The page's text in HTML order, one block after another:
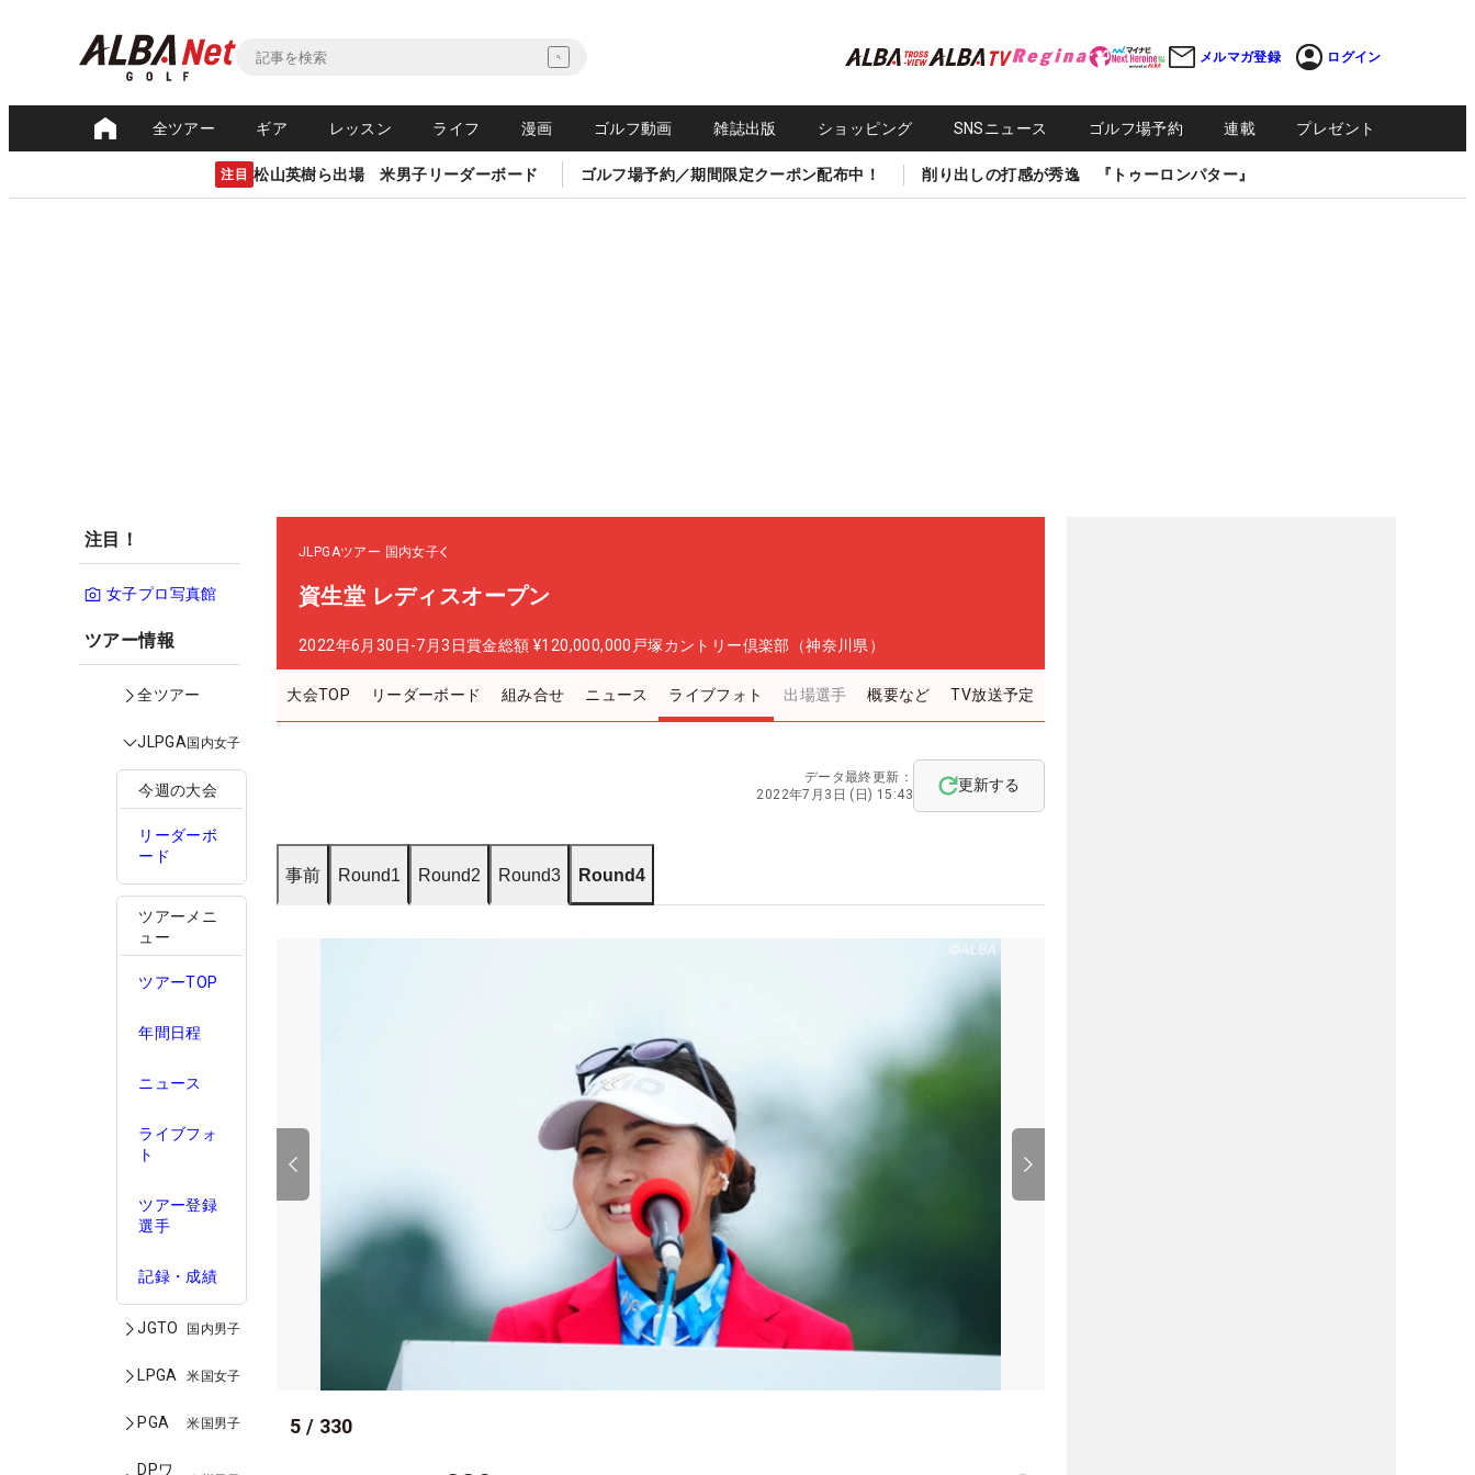
メルマガ登録 ログイン
全ツアー ギア レッスン ライフ 漫画 ゴルフ動画 雑誌出版 ショッピング SNSニュース ゴルフ場予約 連載 プレゼント
注目 松山英樹ら出場 米男子リーダーボード ゴルフ場予約／期間限定クーポン配布中！ 削り出しの打感が秀逸 『トゥーロンパター』
注目！
女子プロ写真館
ツアー情報
全ツアー
JLPGA国内女子
今週の大会
リーダーボ
ード
ツアーメニ
ュー
ツアーTOP
年間日程
ニュース
ライブフォ
ト
ツアー登録
選手
記録・成績
JGTO 国内男子
LPGA 米国女子
PGA 米国男子
DPワ
JLPGAツアー 国内女子
資生堂 レディスオープン
2022年6月30日-7月3日賞金総額 ¥120,000,000 戸塚カントリー倶楽部（神奈川県）
大会TOP リーダーボード 組み合せ ニュース ライブフォト 出場選手 概要など TV放送予定
データ最終更新：
2022年7月3日 (日) 15:43
更新する
事前 Round1 Round2 Round3 Round4
5 / 330